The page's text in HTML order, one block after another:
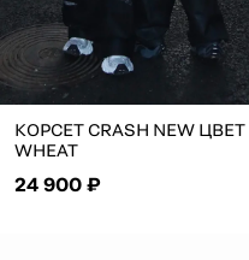
КОРСЕТ CRASH NEW ЦВЕТ
WHEAT
24 900 ₽